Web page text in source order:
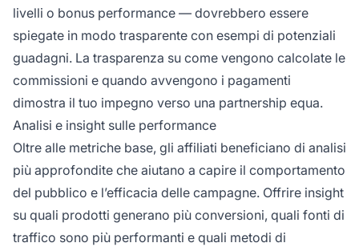
livelli o bonus performance — dovrebbero essere
spiegate in modo trasparente con esempi di potenziali
guadagni. La trasparenza su come vengono calcolate le
commissioni e quando avvengono i pagamenti
dimostra il tuo impegno verso una partnership equa.
Analisi e insight sulle performance
Oltre alle metriche base, gli affiliati beneficiano di analisi
più approfondite che aiutano a capire il comportamento
del pubblico e l’efficacia delle campagne. Offrire insight
su quali prodotti generano più conversioni, quali fonti di
traffico sono più performanti e quali metodi di